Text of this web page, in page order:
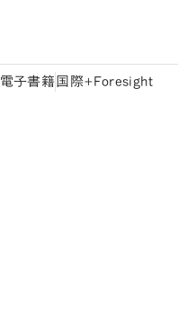
電子書籍 国際+Foresight